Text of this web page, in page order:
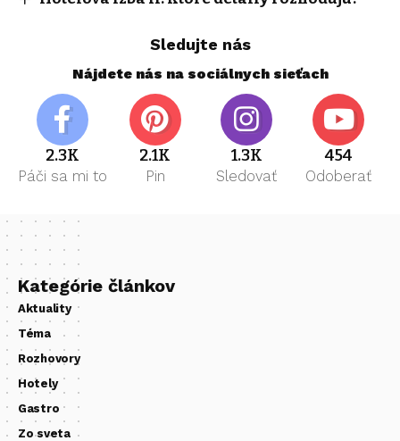
Sledujte nás
Nájdete nás na sociálnych sieťach
2.3K
Páči sa mi to
2.1K
Pin
1.3K
Sledovať
454
Odoberať
Kategórie článkov
Aktuality
Téma
Rozhovory
Hotely
Gastro
Zo sveta